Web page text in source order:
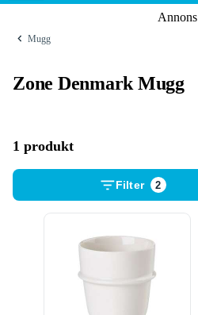
Annons
Mugg
Zone Denmark Mugg
1 produkt
Filter 2